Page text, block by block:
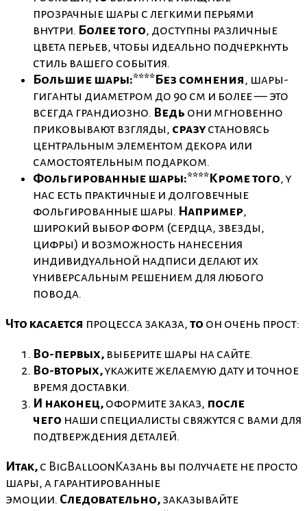
прозрачные шары с легкими перьями
внутри. Более того, доступны различные
цвета перьев, чтобы идеально подчеркнуть
стиль вашего события.
Большие шары:****Без сомнения, шары-
гиганты диаметром до 90 см и более — это
всегда грандиозно. Ведь они мгновенно
приковывают взгляды, сразустановясь
центральным элементом декора или
самостоятельным подарком.
Фольгированные шары:****Кроме того, у
нас есть практичные и долговечные
фольгированные шары. Например,
широкий выбор форм (сердца, звезды,
цифры) и возможность нанесения
индивидуальной надписи делают их
универсальным решением для любого
повода.
Что касается процесса заказа, то он очень прост:
Во-первых, выберите шары на сайте.
Во-вторых,укажите желаемую дату и точное
время доставки.
И наконец, оформите заказ, после
чего наши специалисты свяжутся с вами для
подтверждения деталей.
Итак, с BigBalloonКазань вы получаете не просто
шары, а гарантированные
эмоции. Следовательно, заказывайте